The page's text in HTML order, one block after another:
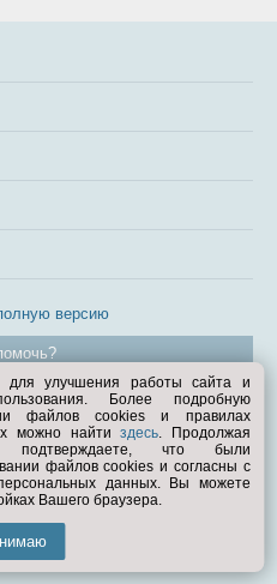
версию
1998—2026
улучшения работы сайта и
Более подробную
файлов cookies и правилах
можно найтиздесь. Продолжая
подтверждаете, что были
файлов cookies и согласны с
данных. Вы можете
Вашего браузера.